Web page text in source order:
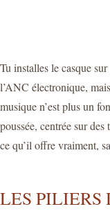
Tu installes le casque
l’ANC électronique,
musique n’est plus un
poussée, centrée sur
ce qu’il offre vraiment,
LES PILIERS